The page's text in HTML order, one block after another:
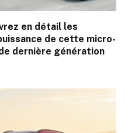
en détail les
de cette micro-
dernière génération